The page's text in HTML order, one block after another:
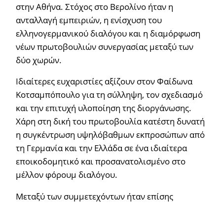
στην Αθήνα. Στόχος στο Βερολίνο ήταν η
ανταλλαγή εμπειριών, η ενίσχυση του
ελληνογερμανικού διαλόγου και η διαμόρφωση
νέων πρωτοβουλιών συνεργασίας μεταξύ των
δύο χωρών.
Ιδιαίτερες ευχαριστίες αξίζουν στον Φαίδωνα
Κοτσαμπόπουλο για τη σύλληψη, τον σχεδιασμό
και την επιτυχή υλοποίηση της διοργάνωσης.
Χάρη στη δική του πρωτοβουλία κατέστη δυνατή
η συγκέντρωση υψηλόβαθμων εκπροσώπων από
τη Γερμανία και την Ελλάδα σε ένα ιδιαίτερα
εποικοδομητικό και προσανατολισμένο στο
μέλλον φόρουμ διαλόγου.
Μεταξύ των συμμετεχόντων ήταν επίσης